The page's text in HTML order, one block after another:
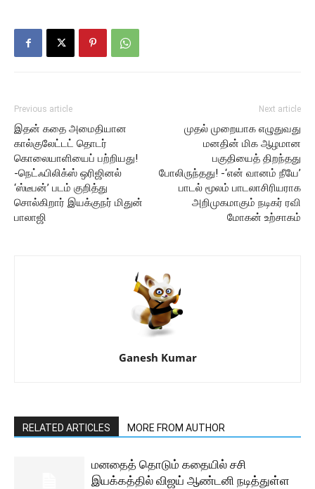
Previous article
இதன் கதை அமைதியான
கால்குலேட்டட் தொடர்
கொலையாளியைப் பற்றியது!
-நெட்ஃபிலிக்ஸ் ஒரிஜினல்
‘ஸ்டீபன்’ படம் குறித்து
சொல்கிறார் இயக்குநர் மிதுன்
பாலாஜி
Next article
முதல் முறையாக எழுதுவது
மனதின் மிக ஆழமான
பகுதியைத் திறந்தது
போலிருந்தது! -‘என் வானம் நீயே’
பாடல் மூலம் பாடலாசிரியராக
அறிமுகமாகும் நடிகர் ரவி
மோகன் உற்சாகம்
Ganesh Kumar
RELATED ARTICLES MORE FROM AUTHOR
மனதைத் தொடும் கதையில் சசி
இயக்கத்தில் விஜய் ஆண்டனி நடித்துள்ள